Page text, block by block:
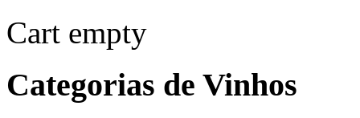
Cart empty
Categorias de Vinhos